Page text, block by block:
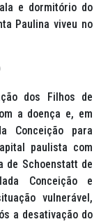
e dormitório do
Paulina viveu no
dos Filhos de
a doença e, em
Conceição para
paulista com
de Schoenstatt de
Conceição e
vulnerável,
a desativação do